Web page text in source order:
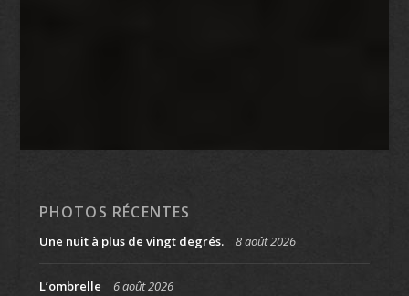
PHOTOS RÉCENTES
Une nuit à plus de vingt degrés. 8 août 2026
L’ombrelle 6 août 2026